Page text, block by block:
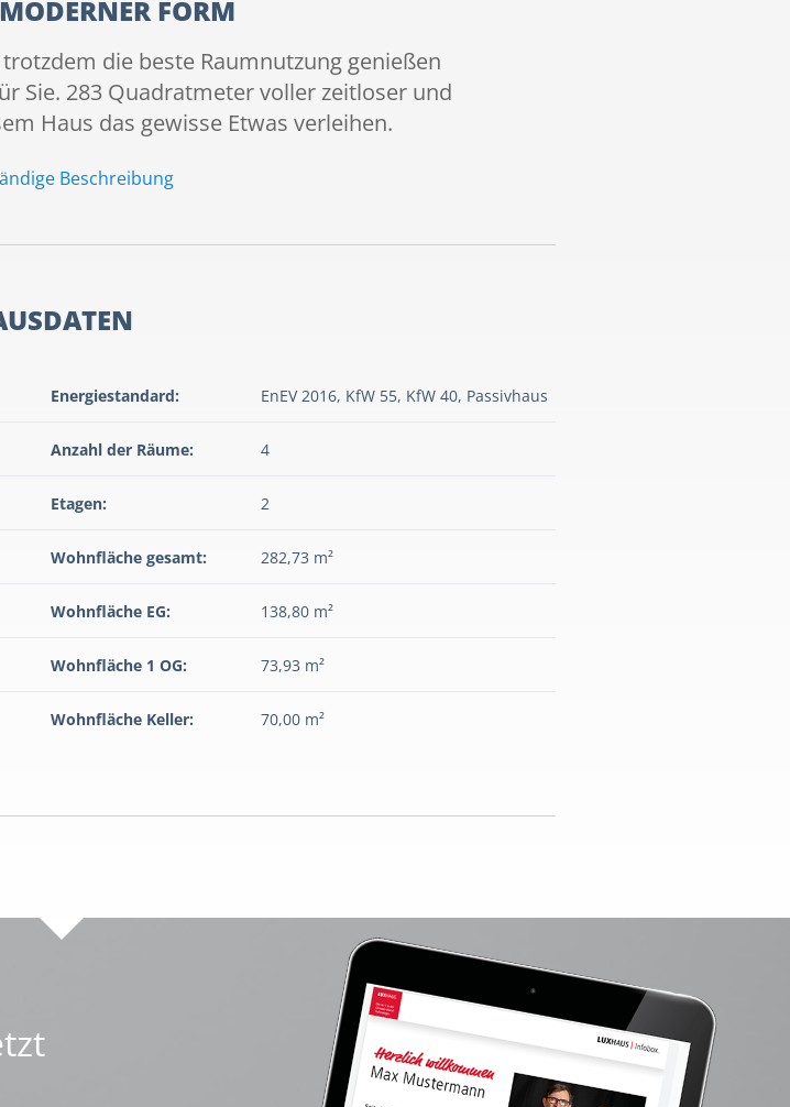
FORM
die beste Raumnutzung genießen
Sie. 283 Quadratmeter voller zeitloser und
Haus das gewisse Etwas verleihen.
Beschreibung
Energiestandard: EnEV 2016, KfW 55, KfW 40, Passivhaus
Anzahl der Räume: 4
Etagen: 2
Wohnfläche gesamt: 282,73 m²
Wohnfläche EG: 138,80 m²
Wohnfläche 1 OG: 73,93 m²
Wohnfläche Keller: 70,00 m²